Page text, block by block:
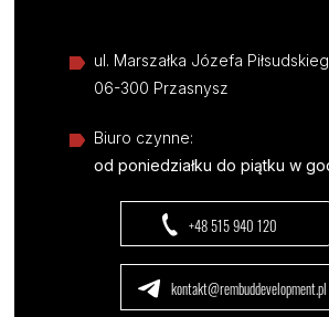
ul. Marszałka Józefa
06-300 Przasnysz
Biuro czynne:
od poniedziałku do piątku w